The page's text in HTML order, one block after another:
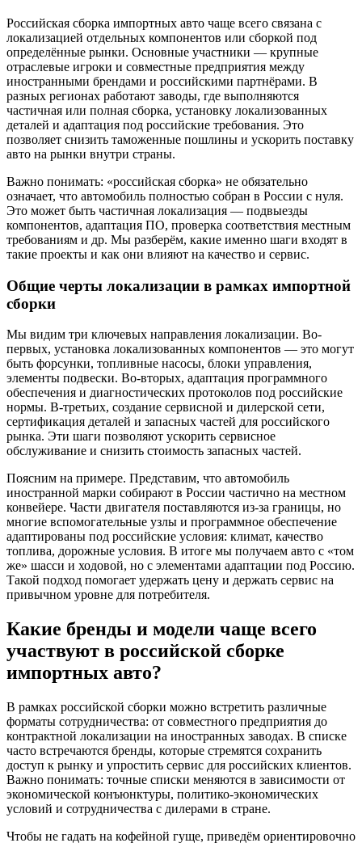
Российская сборка импортных авто чаще всего связана с
локализацией отдельных компонентов или сборкой под
определённые рынки. Основные участники — крупные
отраслевые игроки и совместные предприятия между
иностранными брендами и российскими партнёрами. В
разных регионах работают заводы, где выполняются
частичная или полная сборка, установку локализованных
деталей и адаптация под российские требования. Это
позволяет снизить таможенные пошлины и ускорить поставку
авто на рынки внутри страны.
Важно понимать: «российская сборка» не обязательно
означает, что автомобиль полностью собран в России с нуля.
Это может быть частичная локализация — подвыезды
компонентов, адаптация ПО, проверка соответствия местным
требованиям и др. Мы разберём, какие именно шаги входят в
такие проекты и как они влияют на качество и сервис.
Общие черты локализации в рамках импортной
сборки
Мы видим три ключевых направления локализации. Во-
первых, установка локализованных компонентов — это могут
быть форсунки, топливные насосы, блоки управления,
элементы подвески. Во-вторых, адаптация программного
обеспечения и диагностических протоколов под российские
нормы. В-третьих, создание сервисной и дилерской сети,
сертификация деталей и запасных частей для российского
рынка. Эти шаги позволяют ускорить сервисное
обслуживание и снизить стоимость запасных частей.
Поясним на примере. Представим, что автомобиль
иностранной марки собирают в России частично на местном
конвейере. Части двигателя поставляются из-за границы, но
многие вспомогательные узлы и программное обеспечение
адаптированы под российские условия: климат, качество
топлива, дорожные условия. В итоге мы получаем авто с «том
же» шасси и ходовой, но с элементами адаптации под Россию.
Такой подход помогает удержать цену и держать сервис на
привычном уровне для потребителя.
Какие бренды и модели чаще всего
участвуют в российской сборке
импортных авто?
В рамках российской сборки можно встретить различные
форматы сотрудничества: от совместного предприятия до
контрактной локализации на иностранных заводах. В списке
часто встречаются бренды, которые стремятся сохранить
доступ к рынку и упростить сервис для российских клиентов.
Важно понимать: точные списки меняются в зависимости от
экономической конъюнктуры, политико-экономических
условий и сотрудничества с дилерами в стране.
Чтобы не гадать на кофейной гуще, приведём ориентировочно